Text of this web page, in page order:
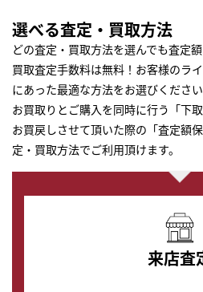
選べる査定・買取方法
どの査定・買取方法を選んでも査定額
買取査定手数料は無料！お客様のラ
にあった最適な方法をお選びください
お買取りとご購入を同時に行う「下
お買戻しさせて頂いた際の「査定額
定・買取方法でご利用頂けます。
来店査